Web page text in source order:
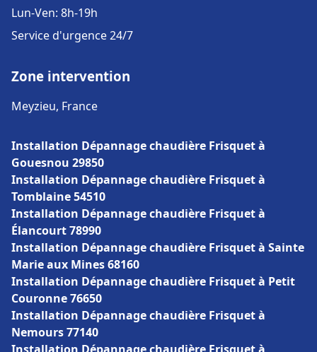
Lun-Ven: 8h-19h
Service d'urgence 24/7
Zone intervention
Meyzieu, France
Installation Dépannage chaudière Frisquet à
Gouesnou 29850
Installation Dépannage chaudière Frisquet à
Tomblaine 54510
Installation Dépannage chaudière Frisquet à
Élancourt 78990
Installation Dépannage chaudière Frisquet à Sainte
Marie aux Mines 68160
Installation Dépannage chaudière Frisquet à Petit
Couronne 76650
Installation Dépannage chaudière Frisquet à
Nemours 77140